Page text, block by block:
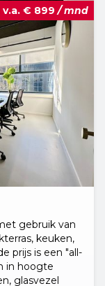
gebruik van
keuken,
prijs is een "all-
in hoogte
glasvezel
v.a. € 899/ mnd